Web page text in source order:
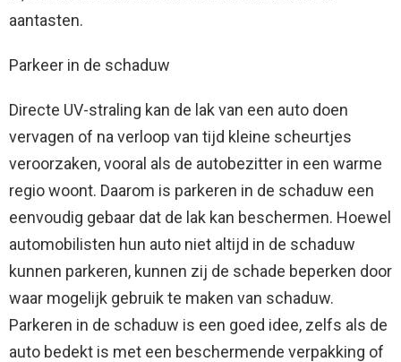
aantasten.
Parkeer in de schaduw
Directe UV-straling kan de lak van een auto doen
vervagen of na verloop van tijd kleine scheurtjes
veroorzaken, vooral als de autobezitter in een warme
regio woont. Daarom is parkeren in de schaduw een
eenvoudig gebaar dat de lak kan beschermen. Hoewel
automobilisten hun auto niet altijd in de schaduw
kunnen parkeren, kunnen zij de schade beperken door
waar mogelijk gebruik te maken van schaduw.
Parkeren in de schaduw is een goed idee, zelfs als de
auto bedekt is met een beschermende verpakking of